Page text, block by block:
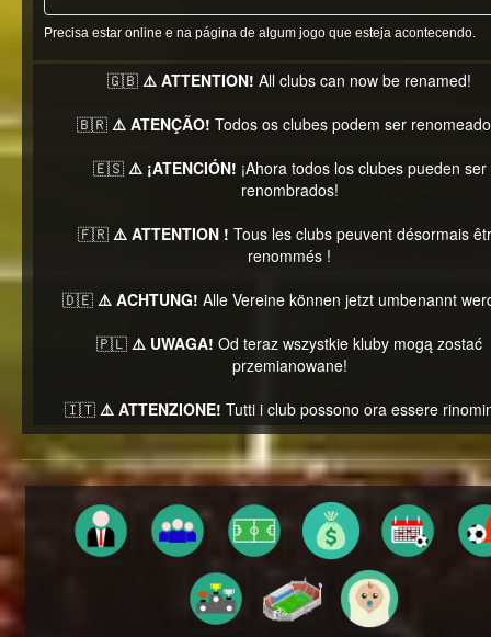
Precisa estar online e na página de algum jogo que esteja acontecendo.
🇬🇧 ⚠️ ATTENTION! All clubs can now be renamed!
🇧🇷 ⚠️ ATENÇÃO! Todos os clubes podem ser
🇪🇸 ⚠️ ¡ATENCIÓN! ¡Ahora todos los clubes pueden ser
renombrados!
🇫🇷 ⚠️ ATTENTION ! Tous les clubs peuvent désormais
renommés !
🇩🇪 ⚠️ ACHTUNG! Alle Vereine können jetzt umbenannt
🇵🇱 ⚠️ UWAGA! Od teraz wszystkie kluby mogą zostać
przemianowane!
🇮🇹 ⚠️ ATTENZIONE! Tutti i club possono ora essere